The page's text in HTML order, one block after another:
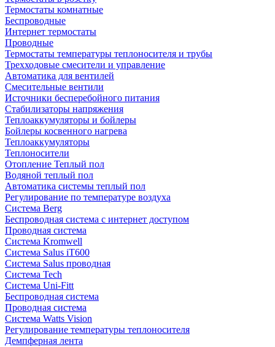
Термостаты комнатные
Беспроводные
Интернет термостаты
Проводные
Термостаты температуры теплоносителя и трубы
Трехходовые смесители и управление
Автоматика для вентилей
Смесительные вентили
Источники бесперебойного питания
Стабилизаторы напряжения
Теплоаккумуляторы и бойлеры
Бойлеры косвенного нагрева
Теплоаккумуляторы
Теплоносители
Отопление Теплый пол
Водяной теплый пол
Автоматика системы теплый пол
Регулирование по температуре воздуха
Система Berg
Беспроводная система с интернет доступом
Проводная система
Система Kromwell
Система Salus iT600
Система Salus проводная
Система Tech
Система Uni-Fitt
Беспроводная система
Проводная система
Система Watts Vision
Регулирование температуры теплоносителя
Демпферная лента